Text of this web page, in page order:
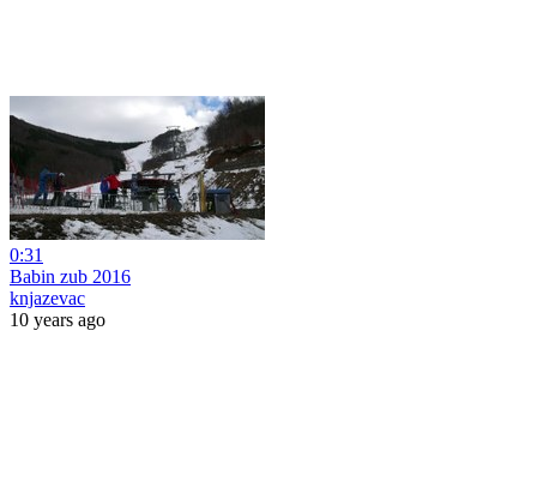
0:31
Babin zub 2016
knjazevac
10 years ago